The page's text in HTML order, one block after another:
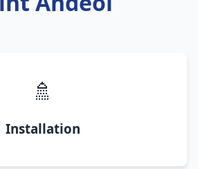
🚿
Installation